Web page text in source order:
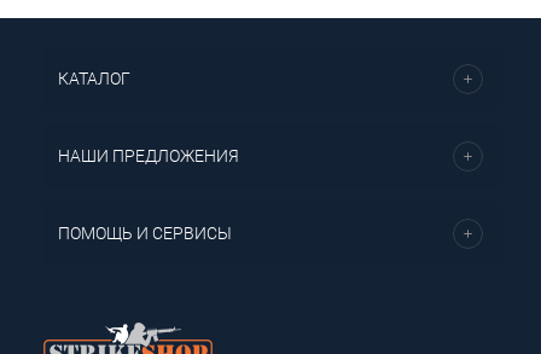
КАТАЛОГ
НАШИ ПРЕДЛОЖЕНИЯ
ПОМОЩЬ И СЕРВИСЫ